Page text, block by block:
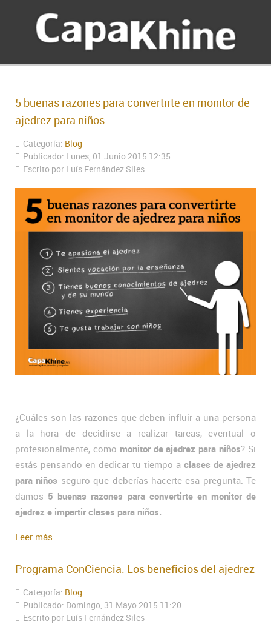
5 buenas razones para convertirte en monitor de
ajedrez para niños
Categoría: Blog
Publicado: Lunes, 01 Junio 2015 12:35
Escrito por Luís Fernández Siles
¿Cuáles son las razones que deben influir a una persona
a la hora de decidirse a realizar tareas, eventual o
profesionalmente, como monitor de ajedrez para niños? Si
estás pensando en dedicar tu tiempo a clases de ajedrez
para niños seguro que deberías hacerte esa pregunta. Te
damos 5 buenas razones para convertirte en monitor de
ajedrez e impartir clases para niños.
Leer más...
Programa ConCiencia: Los beneficios del ajedrez
Categoría: Blog
Publicado: Domingo, 31 Mayo 2015 11:20
Escrito por Luís Fernández Siles